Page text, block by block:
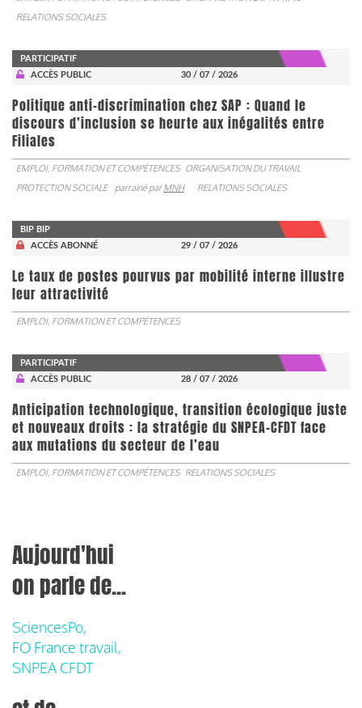
RELATIONS SOCIALES
PARTICIPATIF
ACCÈS PUBLIC
30 / 07 / 2026
Politique anti-discrimination chez SAP : Quand le
discours d’inclusion se heurte aux inégalités entre
Filiales
EMPLOI, FORMATION ET COMPÉTENCES ORGANISATION DU TRAVAIL
PROTECTION SOCIALE
parrainé parMNH RELATIONS SOCIALES
BIP BIP
ACCÈS ABONNÉ
29 / 07 / 2026
Le taux de postes pourvus par mobilité interne illustre
leur attractivité
EMPLOI, FORMATION ET COMPÉTENCES
PARTICIPATIF
ACCÈS PUBLIC
28 / 07 / 2026
Anticipation technologique, transition écologique juste
et nouveaux droits : la stratégie du SNPEA-CFDT face
aux mutations du secteur de l’eau
EMPLOI, FORMATION ET COMPÉTENCES RELATIONS SOCIALES
Aujourd'hui
on parle de...
SciencesPo,
FO France travail,
SNPEA CFDT